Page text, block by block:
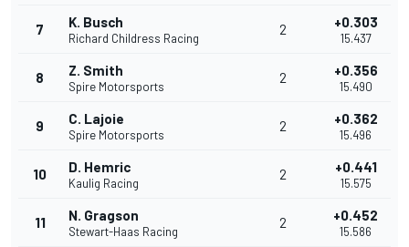
7 K. Busch
Richard Childress Racing
2 +0.303
15.437
8 Z. Smith
Spire Motorsports
2 +0.356
15.490
9 C. Lajoie
Spire Motorsports
2 +0.362
15.496
10 D. Hemric
Kaulig Racing
2 +0.441
15.575
11 N. Gragson
Stewart-Haas Racing
2 +0.452
15.586